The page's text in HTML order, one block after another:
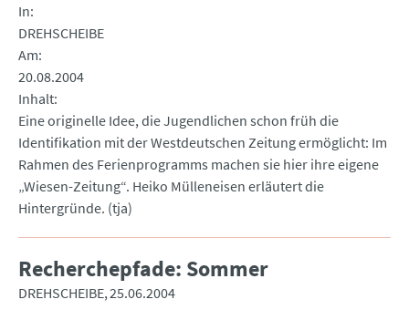
In
DREHSCHEIBE
Am
20.08.2004
Inhalt
Eine originelle Idee, die Jugendlichen schon früh die
Identifikation mit der Westdeutschen Zeitung ermöglicht: Im
Rahmen des Ferienprogramms machen sie hier ihre eigene
„Wiesen-Zeitung“. Heiko Mülleneisen erläutert die
Hintergründe. (tja)
Recherchepfade: Sommer
DREHSCHEIBE 25.06.2004